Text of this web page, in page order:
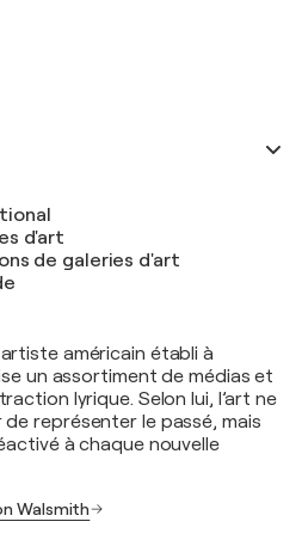
d'art
de galeries d'art
américain établi à
un assortiment de médias et
lyrique. Selon lui, l’art ne
représenter le passé, mais
à chaque nouvelle
Walsmith